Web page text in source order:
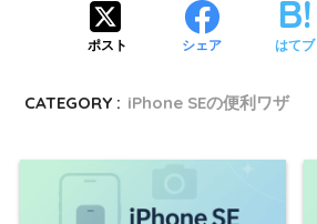
ポスト シェア はてブ
CATEGORY : iPhone SEの便利ワザ